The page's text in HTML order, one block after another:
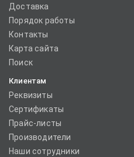
Доставка
Порядок работы
Контакты
Карта сайта
Поиск
Клиентам
Реквизиты
Сертификаты
Прайс-листы
Производители
Наши сотрудники